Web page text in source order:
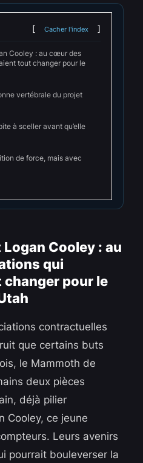
Cacher l'index
Cooley : au cœur des
tout changer pour le
vertébrale du projet
à sceller avant qu’elle
de force, mais avec
Cooley : au
qui
pour le
contractuelles
que certains buts
le Mammoth de
deux pièces
déjà pilier
Cooley, ce jeune
Leurs avenirs
pourrait bouleverser la